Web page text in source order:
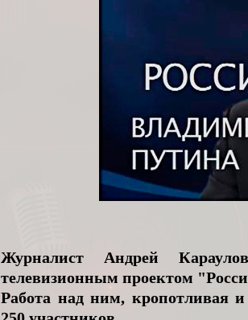
Журналист Андрей
телевизионным проектом
Работа над ним, кропотливая и